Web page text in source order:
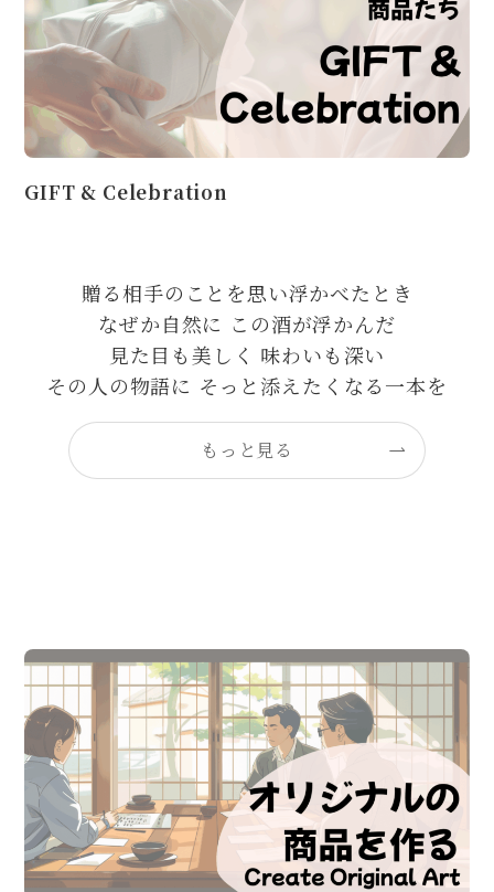
GIFT & Celebration
贈る相手のことを思い浮かべたとき
なぜか自然に この酒が浮かんだ
見た目も美しく 味わいも深い
その人の物語に そっと添えたくなる一本を
もっと見る